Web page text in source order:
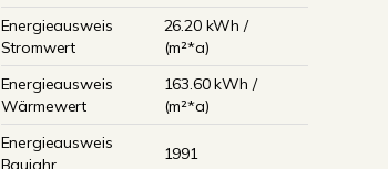
Energieausweis
Stromwert
26.20 kWh /
(m²*a)
Energieausweis
Wärmewert
163.60 kWh /
(m²*a)
Energieausweis
Baujahr
1991